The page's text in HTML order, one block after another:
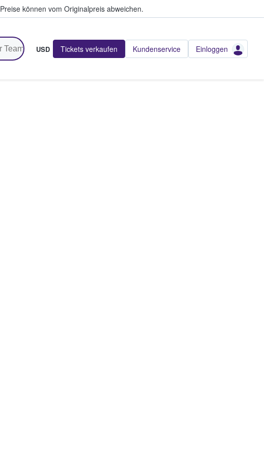
Preise können vom Originalpreis abweichen.
USD Tickets verkaufen Kundenservice Einloggen